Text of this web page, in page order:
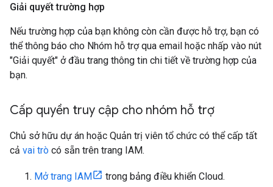
Giải quyết trường hợp
Nếu trường hợp của bạn không còn cần được hỗ trợ, bạn có
thể thông báo cho Nhóm hỗ trợ qua email hoặc nhấp vào nút
"Giải quyết" ở đầu trang thông tin chi tiết về trường hợp của
bạn.
Cấp quyền truy cập cho nhóm hỗ trợ
Chủ sở hữu dự án hoặc Quản trị viên tổ chức có thể cấp tất
cả vai trò có sẵn trên trang IAM.
Mở trang IAM
trong bảng điều khiển Cloud.